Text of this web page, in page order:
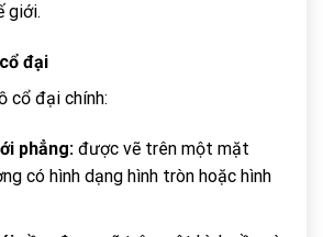
giới.
đại
cổ đại chính:
phẳng:được vẽ trên một mặt
có hình dạng hình tròn hoặc hình